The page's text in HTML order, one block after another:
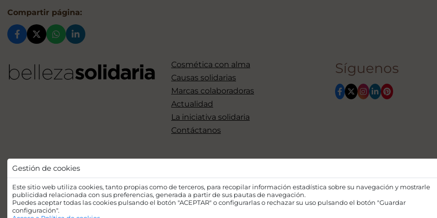
Gestión de cookies
Este sitio web utiliza cookies, tanto propias como de terceros, para recopilar información estadística sobre su navegación y mostrarle
publicidad relacionada con sus preferencias, generada a partir de sus pautas de navegación.
Puedes aceptar todas las cookies pulsando el botón "ACEPTAR" o configurarlas o rechazar su uso pulsando el botón "Guardar
configuración".
Compartir página:
Cosmética con alma
Causas solidarias
Marcas colaboradoras
Actualidad
La iniciativa solidaria
Contáctanos
Síguenos
Financiado por la Unión
opiniones expresadas son